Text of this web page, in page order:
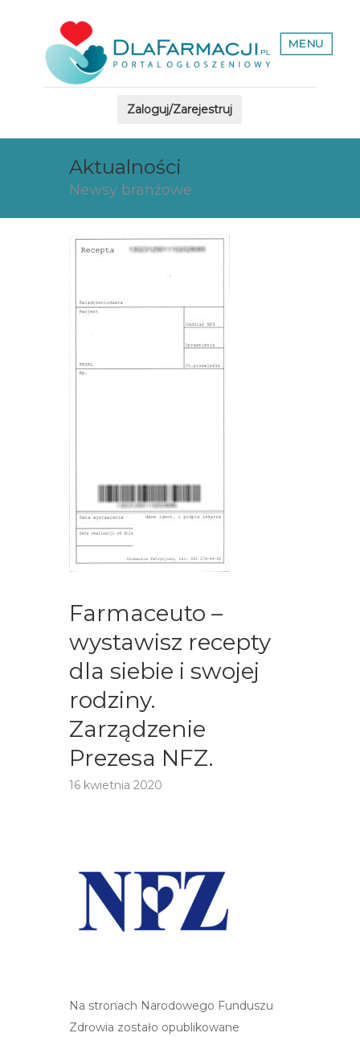
MENU
Zaloguj/Zarejestruj
Aktualności
Newsy branżowe
Farmaceuto –
wystawisz recepty
dla siebie i swojej
rodziny.
Zarządzenie
Prezesa NFZ.
16 kwietnia 2020
Na stronach Narodowego Funduszu
Zdrowia zostało opublikowane